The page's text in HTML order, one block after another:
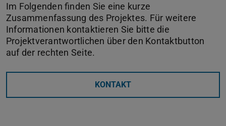
Im Folgenden finden Sie eine kurze
Zusammenfassung des Projektes. Für weitere
Informationen kontaktieren Sie bitte die
Projektverantwortlichen über den Kontaktbutton
auf der rechten Seite.
KONTAKT